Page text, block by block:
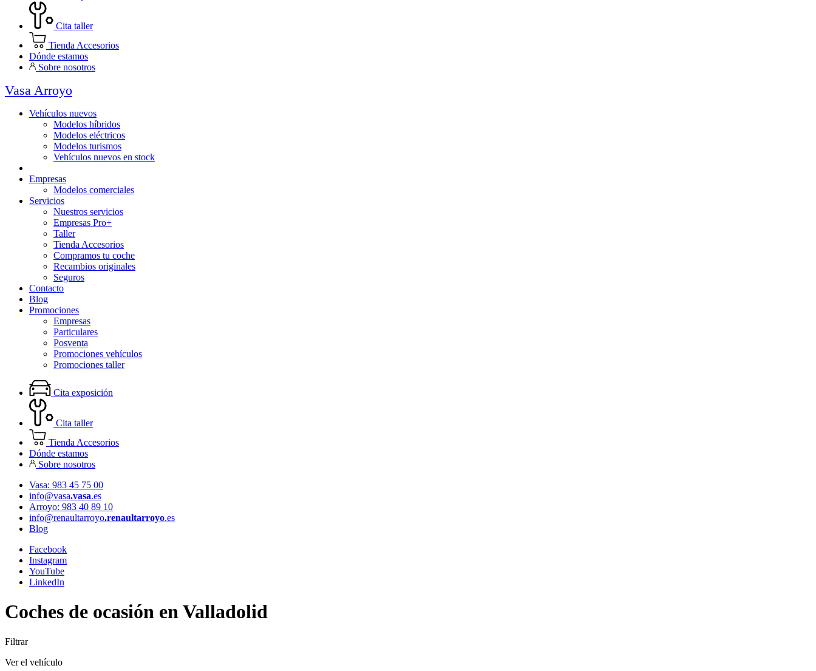
Cita taller
Tienda Accesorios
Dónde estamos
Sobre nosotros
Vasa Arroyo
Vehículos nuevos
Modelos híbridos
Modelos eléctricos
Modelos turismos
Vehículos nuevos en stock
Empresas
Modelos comerciales
Servicios
Nuestros servicios
Empresas Pro+
Taller
Tienda Accesorios
Compramos tu coche
Recambios originales
Seguros
Contacto
Blog
Promociones
Empresas
Particulares
Posventa
Promociones vehículos
Promociones taller
Cita exposición
Cita taller
Tienda Accesorios
Dónde estamos
Sobre nosotros
Vasa: 983 45 75 00
info@vasa.vasa.es
Arroyo: 983 40 89 10
info@renaultarroyo.renaultarroyo.es
Blog
Facebook
Instagram
YouTube
LinkedIn
Coches de ocasión en Valladolid
Filtrar
Ver el vehículo